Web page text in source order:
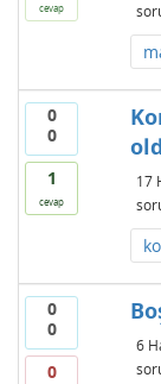
cevap
0
0
1
cevap
17
0
0
0
6